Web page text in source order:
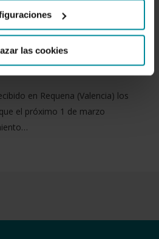
las cookies
Alicante, Castellón
en Requena (Valencia) los
el próximo 1 de marzo